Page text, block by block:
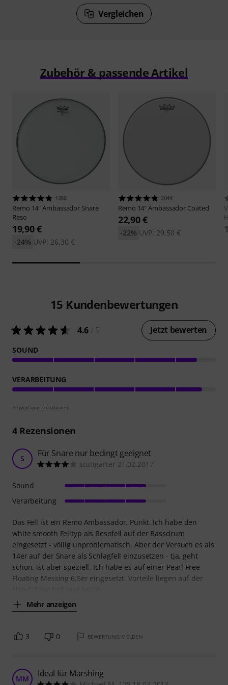
Vergleichen
Zubehör & passende Artikel
1280
Remo 14" Ambassador Snare
Reso
19,90 €
UVP: 26,30 €
-24%
2044
Remo 14" Ambassador Coated
22,90 €
UVP: 29,50 €
-22%
15 Kundenbewertungen
4.6 Jetzt bewerten
SOUND
VERARBEITUNG
Bewertungsrichtlinien
4Rezensionen
S Für Snare nur bedingt geeignet
stuttgarter 21.02.2017
Das Fell ist ein Remo Ambassador. Punkt. Ich habe den
white smooth Felltyp als Resofell auf der Bassdrum
eingesetzt - völlig unproblematisch. Aber der Versuch es als
14er auf der Snare als Schlagfell einzusetzen - tja, geht
schon, ist aber speziell. Ich habe es auf einer Pearl Free
Floating Messing 6,5er eingesetzt. Vorteile liegen auf der
Mehr anzeigen
Sound
Verarbeitung
3 0 BEWERTUNG MELDEN
MM Ideal für Marshing